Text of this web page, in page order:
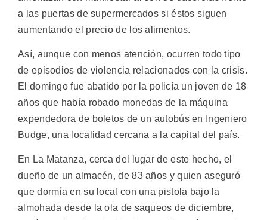
a las puertas de supermercados si éstos siguen
aumentando el precio de los alimentos.
Así, aunque con menos atención, ocurren todo tipo
de episodios de violencia relacionados con la crisis.
El domingo fue abatido por la policía un joven de 18
años que había robado monedas de la máquina
expendedora de boletos de un autobús en Ingeniero
Budge, una localidad cercana a la capital del país.
En La Matanza, cerca del lugar de este hecho, el
dueño de un almacén, de 83 años y quien aseguró
que dormía en su local con una pistola bajo la
almohada desde la ola de saqueos de diciembre,